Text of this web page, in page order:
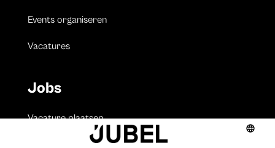
Events organiseren
Vacatures
Jobs
Vacature plaatsen